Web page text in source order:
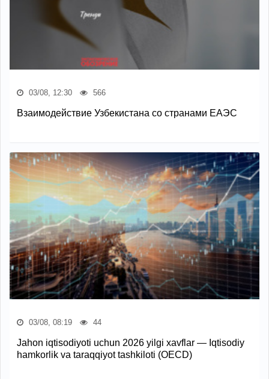
03/08, 12:30 566
Взаимодействие Узбекистана со странами ЕАЭС
03/08, 08:19 44
Jahon iqtisodiyoti uchun 2026 yilgi xavflar — Iqtisodiy
hamkorlik va taraqqiyot tashkiloti (OECD)